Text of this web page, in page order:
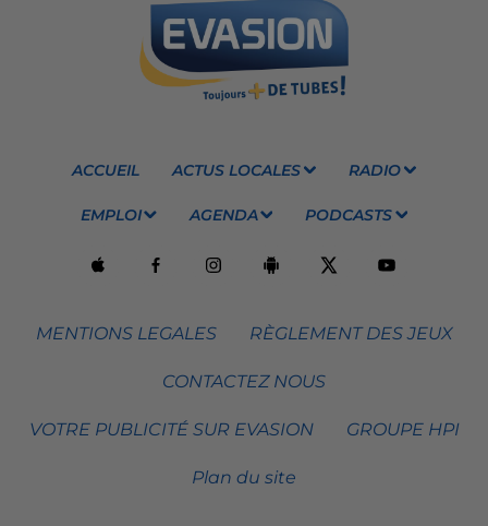
ACCUEIL ACTUS LOCALES RADIO
EMPLOI AGENDA PODCASTS
MENTIONS LEGALES RÈGLEMENT DES JEUX
CONTACTEZ NOUS
VOTRE PUBLICITÉ SUR EVASION GROUPE HPI
Plan du site